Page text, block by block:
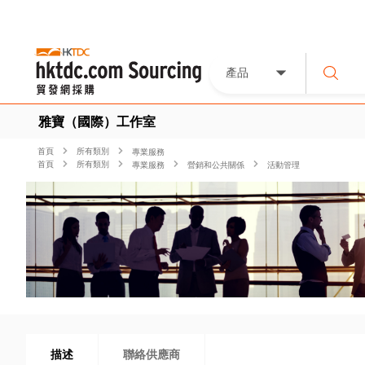
產品
雅寶（國際）工作室
首頁 所有類別
專業服務
首頁
所有類別 專業服務 營銷和公共關係 活動管理
描述 聯絡供應商